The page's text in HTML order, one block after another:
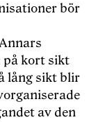
bör
på kort sikt
lång sikt blir
av den